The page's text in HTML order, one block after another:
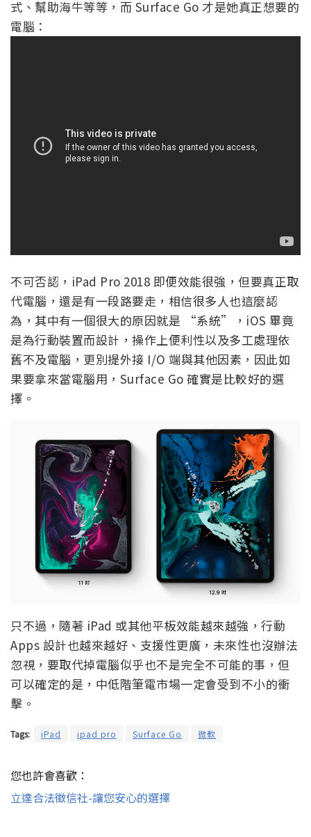
式、幫助海牛等等，而 Surface Go 才是她真正想要的
電腦：
不可否認，iPad Pro 2018 即便效能很強，但要真正取
代電腦，還是有一段路要走，相信很多人也這麼認
為，其中有一個很大的原因就是 “系統”，iOS 畢竟
是為行動裝置而設計，操作上便利性以及多工處理依
舊不及電腦，更別提外接 I/O 端與其他因素，因此如
果要拿來當電腦用，Surface Go 確實是比較好的選
擇。
只不過，隨著 iPad 或其他平板效能越來越強，行動
Apps 設計也越來越好、支援性更廣，未來性也沒辦法
忽視，要取代掉電腦似乎也不是完全不可能的事，但
可以確定的是，中低階筆電市場一定會受到不小的衝
擊。
Tags: iPad ipad pro Surface Go 微軟
您也許會喜歡：
立達合法徵信社-讓您安心的選擇